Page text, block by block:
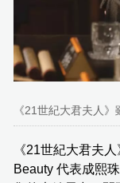
《21世紀大君夫人
《21世紀大君夫
Beauty 代表成熙